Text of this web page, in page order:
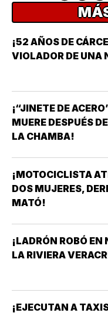
¡52 AÑOS DE
VIOLADOR DE UNA
¡“JINETE DE
MUERE DESPUÉS
LA CHAMBA!
¡MOTOCICLISTA
DOS MUJERES,
MATÓ!
¡LADRÓN ROBÓ EN
LA RIVIERA
¡EJECUTAN A